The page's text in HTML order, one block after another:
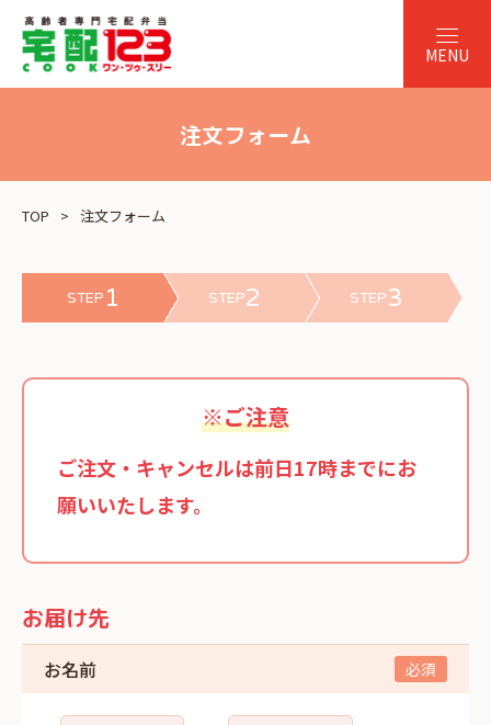
注文フォーム
TOP 注文フォーム
STEP 1 STEP2 STEP3
※ご注意
ご注文・キャンセルは前日17時までにお
願いいたします。
お届け先
お名前